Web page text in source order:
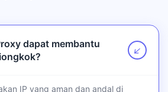
dapat membantu
↗
IP yang aman dan andal di